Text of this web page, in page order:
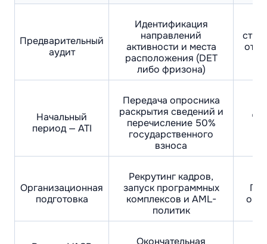
Предварительный
аудит
Идентификация
направлений
активности и места
расположения (DET
либо фризона)
Начальный
период — ATI
Передача опросника
раскрытия сведений и
перечисление 50%
государственного
взноса
Организационная
подготовка
Рекрутинг кадров,
запуск программных
комплексов и AML-
политик
Окончательная